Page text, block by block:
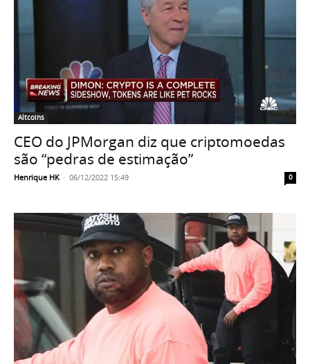
Altcoins
CEO do JPMorgan diz que criptomoedas
são “pedras de estimação”
Henrique HK - 06/12/2022 15:49 0